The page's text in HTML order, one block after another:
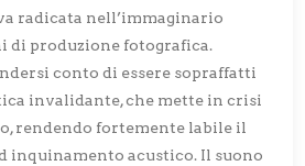
radicata nell’immaginario
di produzione fotografica.
conto di essere sopraffatti
invalidante, che mette in crisi
rendendo fortemente labile il
inquinamento acustico. Il suono